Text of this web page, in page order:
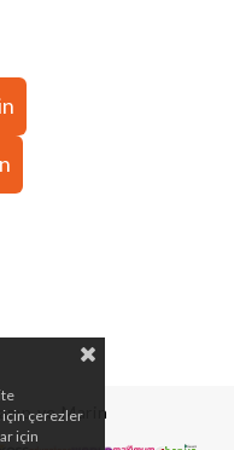
ve Marin
çerezler
için